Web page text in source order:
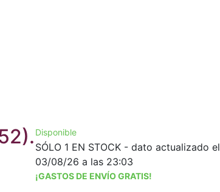
Disponible
SÓLO 1 EN STOCK - dato actualizado el
03/08/26 a las 23:03
¡GASTOS DE ENVÍO GRATIS!